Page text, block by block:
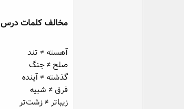
مخالف کلمات
آهسته ≠ تند
صلح ≠ جنگ
گذشته ≠ آینده
فرق ≠ شبیه
زیباتر ≠ زشت‌تر